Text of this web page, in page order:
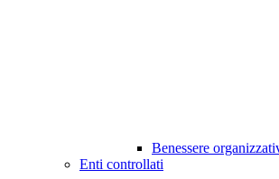
Benessere
Enti controllati